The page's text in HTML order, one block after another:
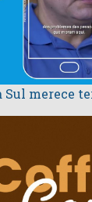
Sul merece